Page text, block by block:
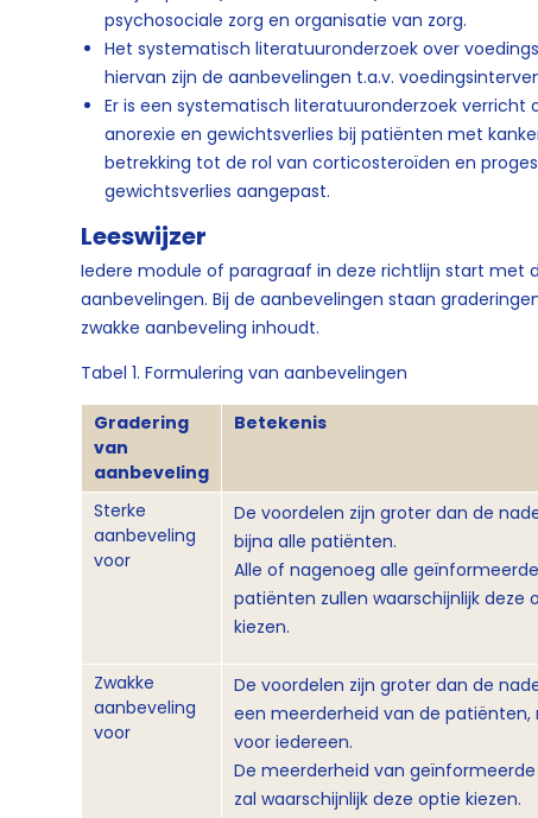
psychosociale zorg en organisatie van zorg.
Het systematisch literatuuronderzoek over
hiervan zijn de aanbevelingen t.a.v.
Er is een systematisch literatuuronderzoek
anorexie en gewichtsverlies bij patiënten met
betrekking tot de rol van corticosteroïden en
gewichtsverlies aangepast.
Leeswijzer
Iedere module of paragraaf in deze richtlijn start met
aanbevelingen. Bij de aanbevelingen staan
zwakke aanbeveling inhoudt.
Tabel 1. Formulering van aanbevelingen
Gradering
van
aanbeveling
Betekenis
Sterke
aanbeveling
voor
De voordelen zijn groter dan de
bijna alle patiënten.
Alle of nagenoeg alle geïnformeerde
patiënten zullen waarschijnlijk deze
kiezen.
Zwakke
aanbeveling
voor
De voordelen zijn groter dan de
een meerderheid van de patiënten,
voor iedereen.
De meerderheid van
zal waarschijnlijk deze optie kiezen.